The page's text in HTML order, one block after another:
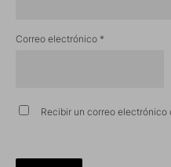
Correo electrónico *
Recibir un correo